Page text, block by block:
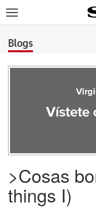
Blogs
Vístete
>Cosas
things I)